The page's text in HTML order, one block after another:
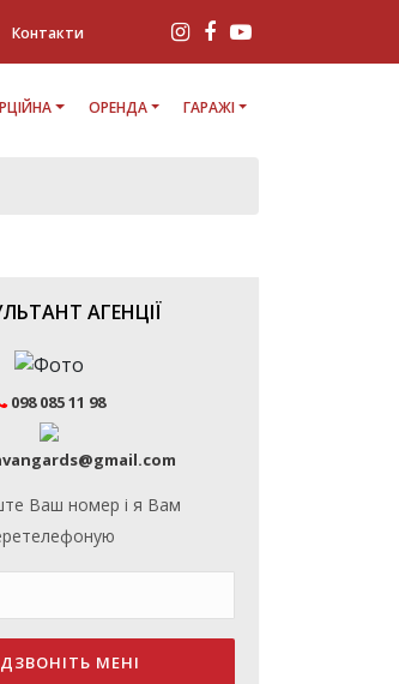
Контакти
ОРЕНДА ГАРАЖІ
АГЕНЦІЇ
098 085 11 98
Ваш номер і я Вам
МЕНІ